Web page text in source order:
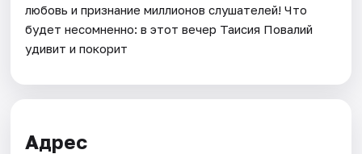
любовь и признание миллионов слушателей! Что
будет несомненно: в этот вечер Таисия Повалий
удивит и покорит
Адрес